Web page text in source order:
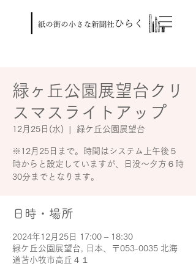
緑ヶ丘公園展望台クリ
スマスライトアップ
12月25日(水) 緑ケ丘公園展望台
※12月25日まで。時間はシステム上午後５
時からと設定していますが、日没～夕方６時
30分までとなります。
日時・場所
2024年12月25日 17:00 – 18:30
緑ケ丘公園展望台, 日本、〒053-0035 北海
道苫小牧市高丘４１